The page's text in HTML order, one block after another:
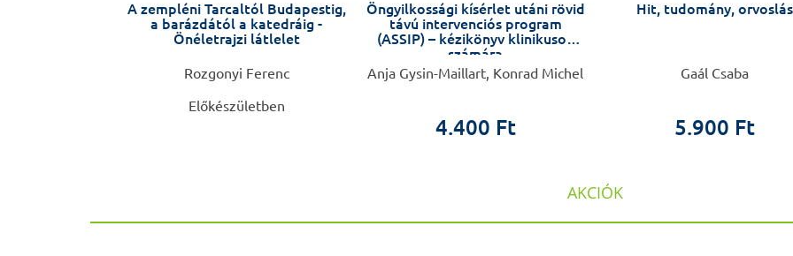
A zempléni Tarcaltól Budapestig,
a barázdától a katedráig -
Önéletrajzi látlelet
Rozgonyi Ferenc
Előkészületben
Öngyilkossági kísérlet utáni rövid
távú intervenciós program
(ASSIP) – kézikönyv klinikusok
számára
Anja Gysin-Maillart, Konrad Michel
4.400 Ft
Hit, tudomány, orvoslás
Gaál Csaba
5.900 Ft
AKCIÓK